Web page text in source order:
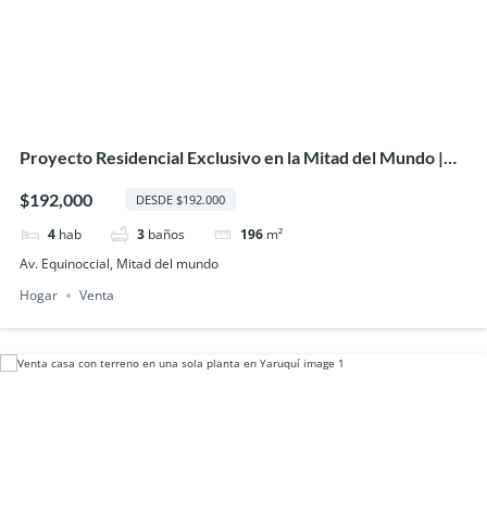
Proyecto Residencial Exclusivo en la Mitad del Mundo |
$192,000
DESDE $192.000
4 hab 3 baños 196 m²
Av. Equinoccial, Mitad del mundo
Hogar
Venta